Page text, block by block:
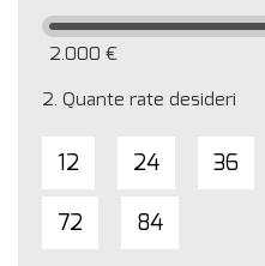
2.000 €
2. Quante rate desideri
12 24 36
72 84